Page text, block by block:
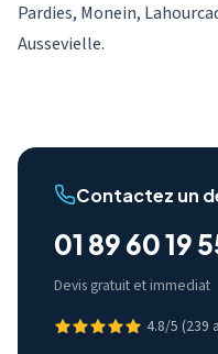
Pardies, Monein,
Aussevielle.
Contactez un
01 89 60 19
Devis gratuit et immediat
4.8/5 (239